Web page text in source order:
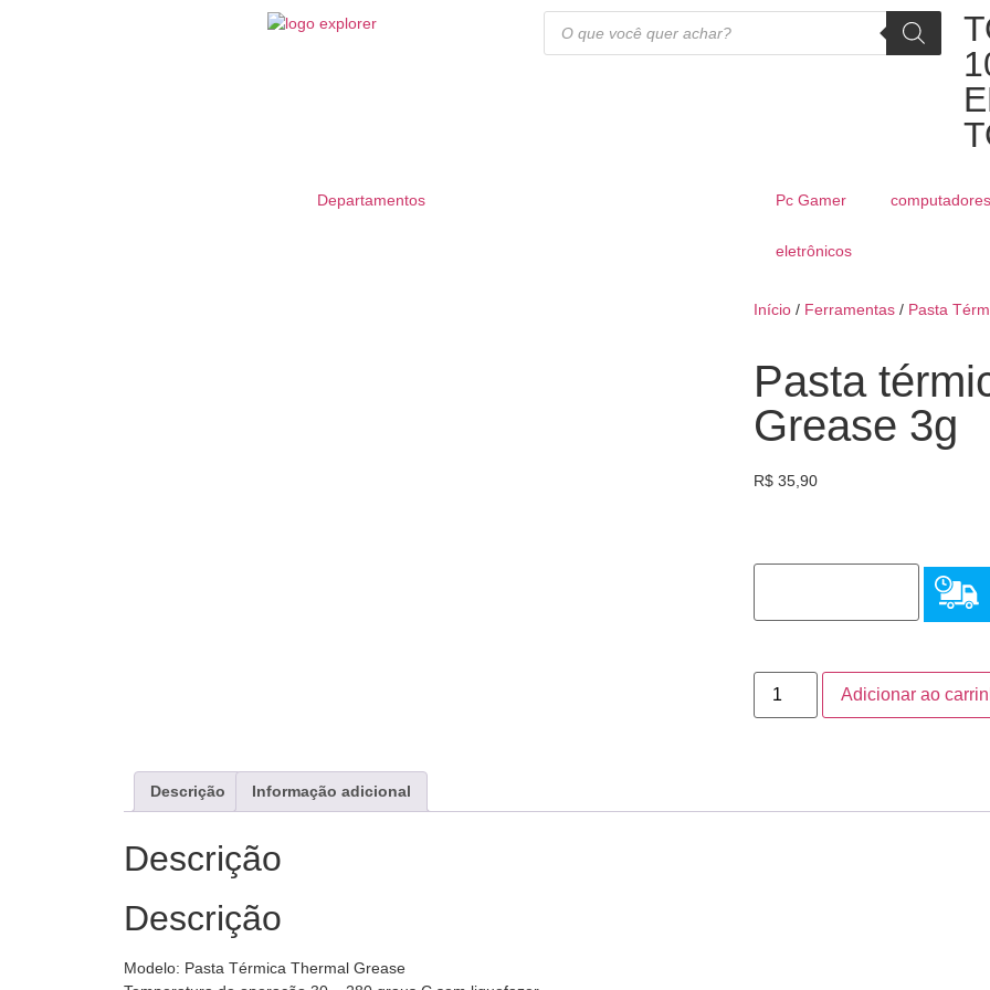
Departamentos Pc Gamer computadores
eletrônicos
Início / Ferramentas / Pasta
Pasta
Grease 3g
R$ 35,90
Adicionar ao
Descrição Informação adicional
Descrição
Descrição
Modelo: Pasta Térmica Thermal Grease